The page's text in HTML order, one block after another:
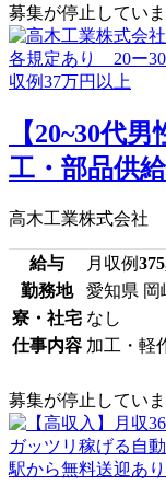
募集が停止してい
【20~30代
工・部品供
高木工業株式会社
給与 月収例
勤務地
愛知県 岡
寮・社宅 なし
仕事内容 加工・軽
募集が停止してい